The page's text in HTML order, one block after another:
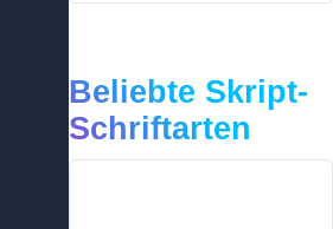
Beliebte Skript-
Schriftarten